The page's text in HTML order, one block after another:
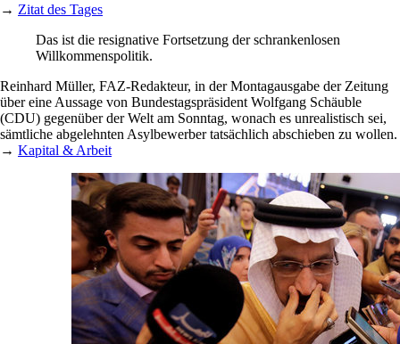
→ Zitat des Tages
Das ist die resignative Fortsetzung der schrankenlosen
Willkommenspolitik.
Reinhard Müller, FAZ-Redakteur, in der Montagausgabe der Zeitung
über eine Aussage von Bundestagspräsident Wolfgang Schäuble
(CDU) gegenüber der Welt am Sonntag, wonach es unrealistisch sei,
sämtliche abgelehnten Asylbewerber tatsächlich abschieben zu wollen.
→ Kapital & Arbeit